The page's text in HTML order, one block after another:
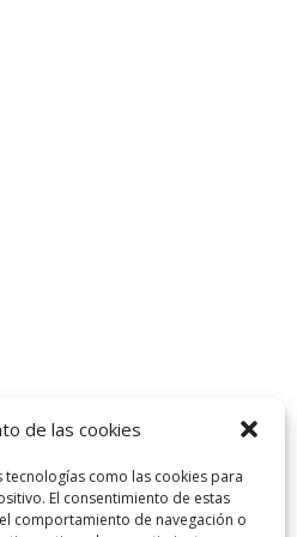
de las cookies
como las cookies para
El consentimiento de estas
comportamiento de navegación o